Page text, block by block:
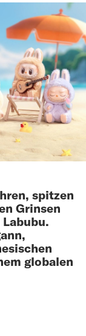
spitzen
Grinsen
globalen